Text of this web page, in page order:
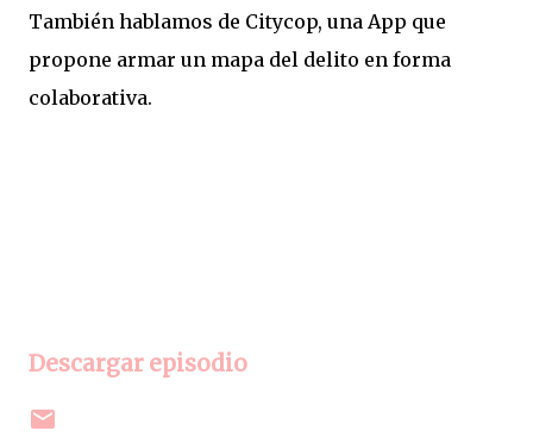
También hablamos de Citycop, una App que
propone armar un mapa del delito en forma
colaborativa.
Descargar episodio